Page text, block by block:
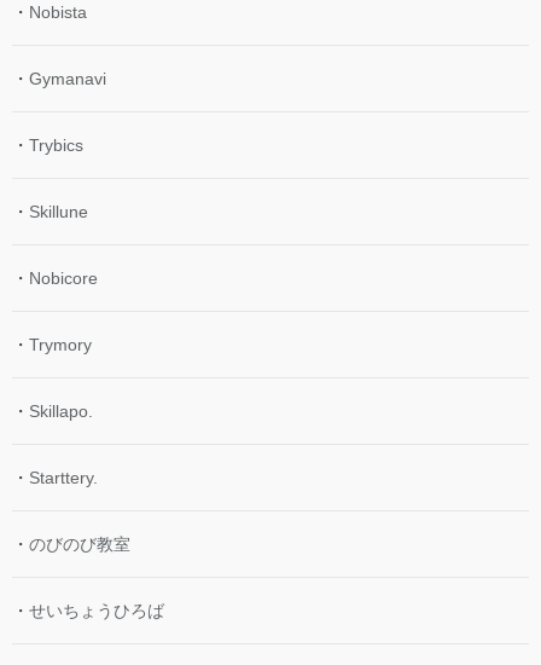
・ Nobista
・ Gymanavi
・ Trybics
・ Skillune
・ Nobicore
・ Trymory
・ Skillapo.
・ Starttery.
・ のびのび教室
・ せいちょうひろば